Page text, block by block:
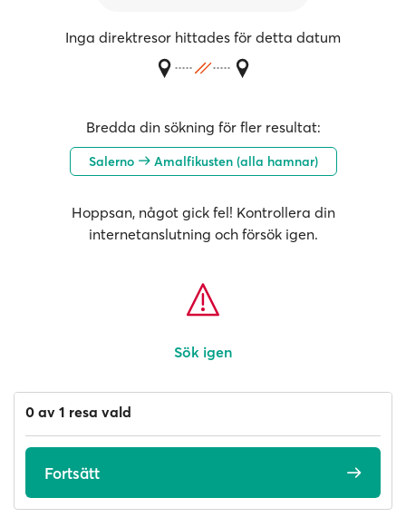
Inga direktresor hittades för detta datum
Bredda din sökning för fler resultat:
Salerno Amalfikusten (alla hamnar)
Hoppsan, något gick fel! Kontrollera din
internetanslutning och försök igen.
Sök igen
0 av 1 resa vald
Fortsätt